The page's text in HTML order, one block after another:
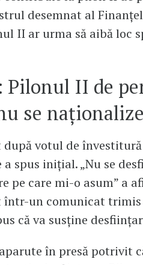
desemnat al
II ar urma să aibă loc
II de
se
votul de
spus inițial. „Nu se
pe care mi-o asum” a
un comunicat trimis
că va susține
în presă potrivit